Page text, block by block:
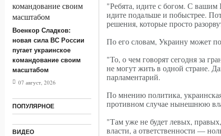
"Ребята, идите с богом. С
идите подальше и побыстрее.
решения, которые просто
По его словам, Украину может
"То, о чем говорят сегодня за
не могут жить в одной стране.
парламентарий.
По мнению политика,
противном случае нынешнюю
"Там уже не будет левых,
власти, а ответственности —
Военкор Сладков:
новая сила ВС России
пугает украинское
командование своим
масштабом
07 август, 2026
ПОПУЛЯРНОЕ
ВИДЕО